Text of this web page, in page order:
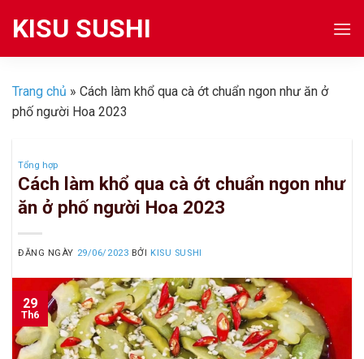
KISU SUSHI
Trang chủ » Cách làm khổ qua cà ớt chuẩn ngon như ăn ở
phố người Hoa 2023
Tổng hợp
Cách làm khổ qua cà ớt chuẩn ngon như
ăn ở phố người Hoa 2023
ĐĂNG NGÀY 29/06/2023 BỞI KISU SUSHI
29
Th6